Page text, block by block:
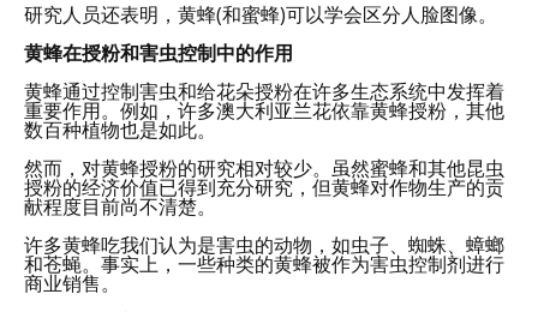
研究人员还表明，黄蜂(和蜜蜂)可以学会区分人脸图像。
黄蜂在授粉和害虫控制中的作用
黄蜂通过控制害虫和给花朵授粉在许多生态系统中发挥着
重要作用。例如，许多澳大利亚兰花依靠黄蜂授粉，其他
数百种植物也是如此。
然而，对黄蜂授粉的研究相对较少。虽然蜜蜂和其他昆虫
授粉的经济价值已得到充分研究，但黄蜂对作物生产的贡
献程度目前尚不清楚。
许多黄蜂吃我们认为是害虫的动物，如虫子、蜘蛛、蟑螂
和苍蝇。事实上，一些种类的黄蜂被作为害虫控制剂进行
商业销售。